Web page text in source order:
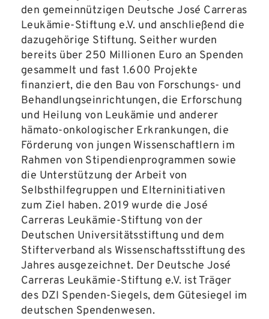
den gemeinnützigen Deutsche José Carreras
Leukämie-Stiftung e.V. und anschließend die
dazugehörige Stiftung. Seither wurden
bereits über 250 Millionen Euro an Spenden
gesammelt und fast 1.600 Projekte
finanziert, die den Bau von Forschungs- und
Behandlungseinrichtungen, die Erforschung
und Heilung von Leukämie und anderer
hämato-onkologischer Erkrankungen, die
Förderung von jungen Wissenschaftlern im
Rahmen von Stipendienprogrammen sowie
die Unterstützung der Arbeit von
Selbsthilfegruppen und Elterninitiativen
zum Ziel haben. 2019 wurde die José
Carreras Leukämie-Stiftung von der
Deutschen Universitätsstiftung und dem
Stifterverband als Wissenschaftsstiftung des
Jahres ausgezeichnet. Der Deutsche José
Carreras Leukämie-Stiftung e.V. ist Träger
des DZI Spenden-Siegels, dem Gütesiegel im
deutschen Spendenwesen.